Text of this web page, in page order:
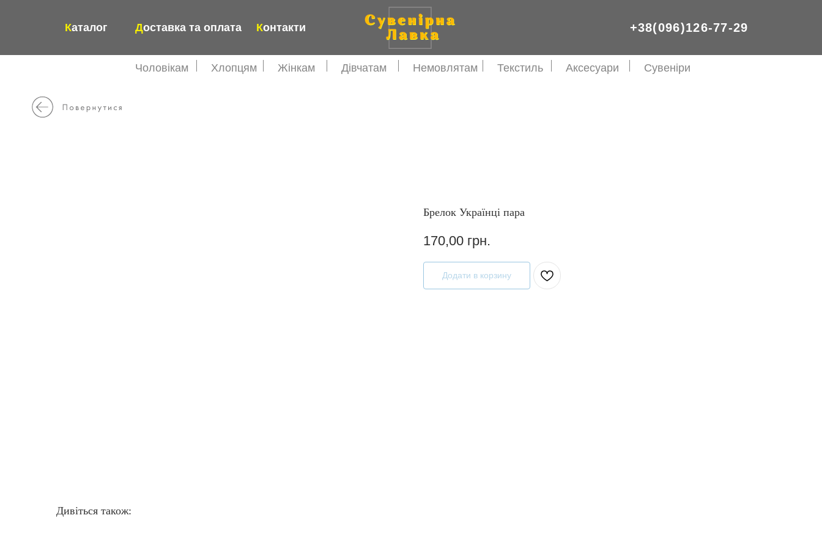
Каталог +38(096)126-77-29
Доставка та оплата Контакти
Аксесуари Сувеніри
Текстиль
Немовлятам
Дівчатам
Жінкам
Хлопцям
Чоловікам
Брелок Українці пара
170,00 грн.
Додати в корзину
Дивіться також: